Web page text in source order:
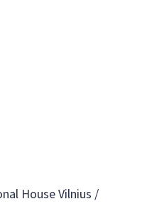
House Vilnius /